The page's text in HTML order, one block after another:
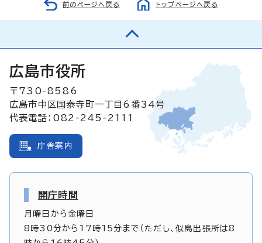
前のページへ戻る トップページへ戻る
広島市役所
〒730-8586
広島市中区国泰寺町一丁目6番34号
代表電話：082-245-2111
庁舎案内
開庁時間
月曜日から金曜日
8時30分から17時15分まで（ただし、似島出張所は8